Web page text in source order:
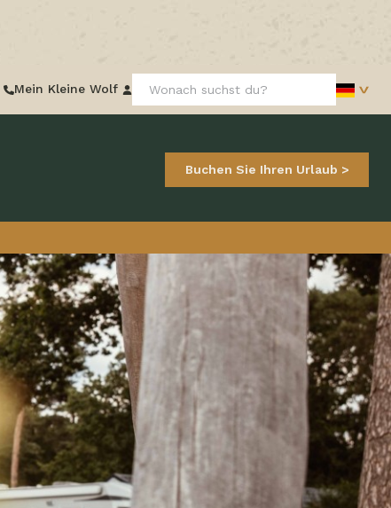
Mein Kleine Wolf
search:
Buchen Sie Ihren Urlaub